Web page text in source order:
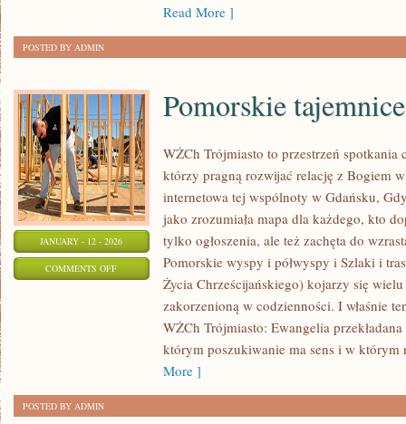
Read More ]
POSTED BY ADMIN
JANUARY - 12 - 2026
COMMENTS OFFON
POMORSKIE
TAJEMNICE
Pomorskie tajemnice
WŻCh Trójmiasto to przestrzeń spotkania
którzy pragną rozwijać relację z Bogiem
internetowa tej wspólnoty w Gdańsku,
jako zrozumiała mapa dla każdego, kto
tylko ogłoszenia, ale też zachęta do
Pomorskie wyspy i półwyspy i Szlaki i
Życia Chrześcijańskiego) kojarzy się
zakorzenioną w codzienności. I właśnie
WŻCh Trójmiasto: Ewangelia
którym poszukiwanie ma sens i w którym
More ]
POSTED BY ADMIN